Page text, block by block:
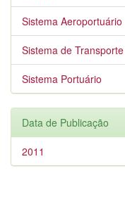
Sistema Aeroportuário
Sistema de Transporte
Sistema Portuário
Data de Publicação
2011